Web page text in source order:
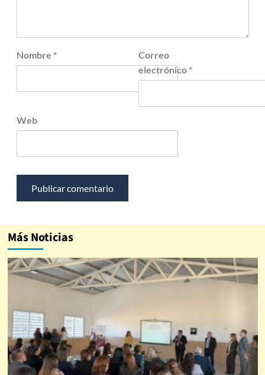
Nombre *
Correo
electrónico *
Web
Más Noticias